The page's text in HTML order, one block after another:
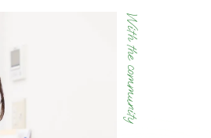
With the community